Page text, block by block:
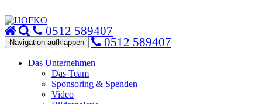
0512 589407
Navigation aufklappen 0512 589407
Das Unternehmen
Das Team
Sponsoring & Spenden
Video